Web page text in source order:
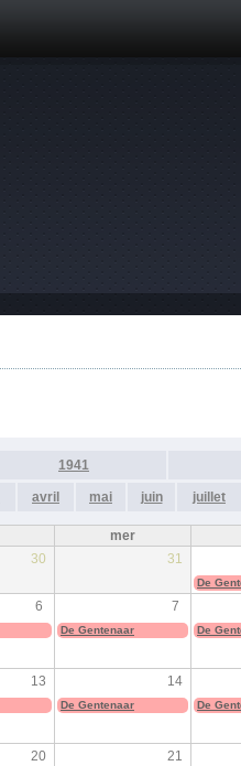
1941
avril mai juin juillet
mer
30 31
De
6 7
De Gentenaar De
13 14
De Gentenaar De
20 21